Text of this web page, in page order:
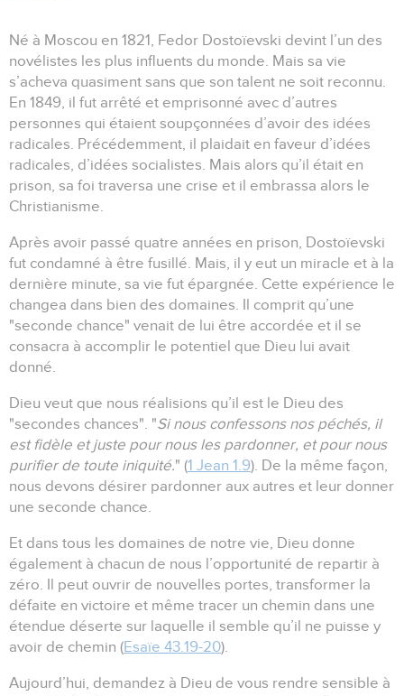
Né à Moscou en 1821, Fedor Dostoïevski devint l’un des
novélistes les plus influents du monde. Mais sa vie
s’acheva quasiment sans que son talent ne soit reconnu.
En 1849, il fut arrêté et emprisonné avec d’autres
personnes qui étaient soupçonnées d’avoir des idées
radicales. Précédemment, il plaidait en faveur d’idées
radicales, d’idées socialistes. Mais alors qu’il était en
prison, sa foi traversa une crise et il embrassa alors le
Christianisme.
Après avoir passé quatre années en prison, Dostoïevski
fut condamné à être fusillé. Mais, il y eut un miracle et à la
dernière minute, sa vie fut épargnée. Cette expérience le
changea dans bien des domaines.
Il comprit qu’une
"seconde chance" venait de lui être accordée et il se
consacra à accomplir le potentiel que Dieu lui avait
donné.
Dieu veut que nous réalisions qu’il est le Dieu des
"secondes chances". "Si nous confessons nos péchés, il
est fidèle et juste pour nous les pardonner, et pour nous
purifier de toute iniquité." (1 Jean 1.9). De la même façon,
nous devons désirer pardonner aux autres et leur donner
une seconde chance.
Et dans tous les domaines de notre vie, Dieu donne
également à chacun de nous l’opportunité de repartir à
zéro.
Il peut ouvrir de nouvelles portes, transformer la
défaite en victoire et même tracer un chemin dans une
étendue déserte sur laquelle il semble qu’il ne puisse y
avoir de chemin (Esaïe 43.19-20).
Aujourd’hui, demandez à Dieu de vous rendre sensible à